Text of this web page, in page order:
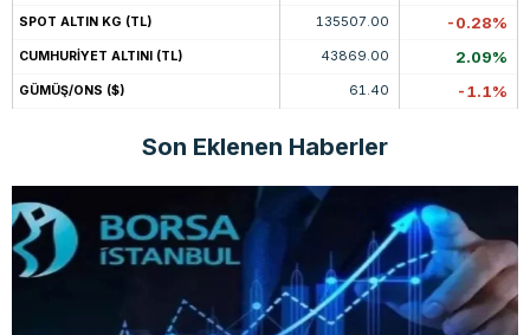
SPOT ALTIN KG (TL) 135507.00 -0.28%
CUMHURİYET ALTINI (TL) 43869.00 2.09%
GÜMÜŞ/ONS ($) 61.40 -1.1%
Son Eklenen Haberler